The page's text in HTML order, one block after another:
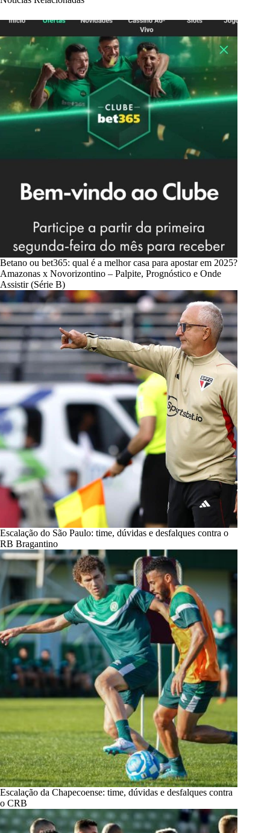
Betano ou bet365: qual é a melhor casa para apostar em 2025?
Amazonas x Novorizontino – Palpite, Prognóstico e Onde
Assistir (Série B)
Escalação do São Paulo: time, dúvidas e desfalques contra o
RB Bragantino
Escalação da Chapecoense: time, dúvidas e desfalques contra
o CRB